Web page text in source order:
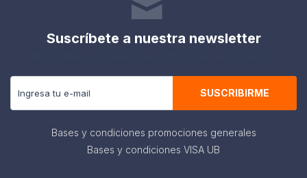
Suscríbete a nuestra newsletter
SUSCRIBIRME
Bases y condiciones promociones generales
Bases y condiciones VISA UB